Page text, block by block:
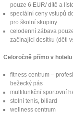
pouze 6 EUR/ dítě a
speciální ceny vstupů
pro školní skupiny
celodenní zábava
začínající desítku (děti
Celoročně přímo v
fitness centrum –
bežecký pás
multifunkční sportovní
stolní tenis, biliard
wellness centrum